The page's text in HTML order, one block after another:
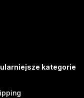
kategorie